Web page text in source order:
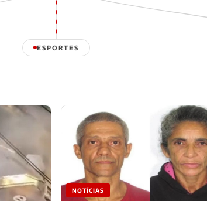
ESPORTES
NOTÍCIAS